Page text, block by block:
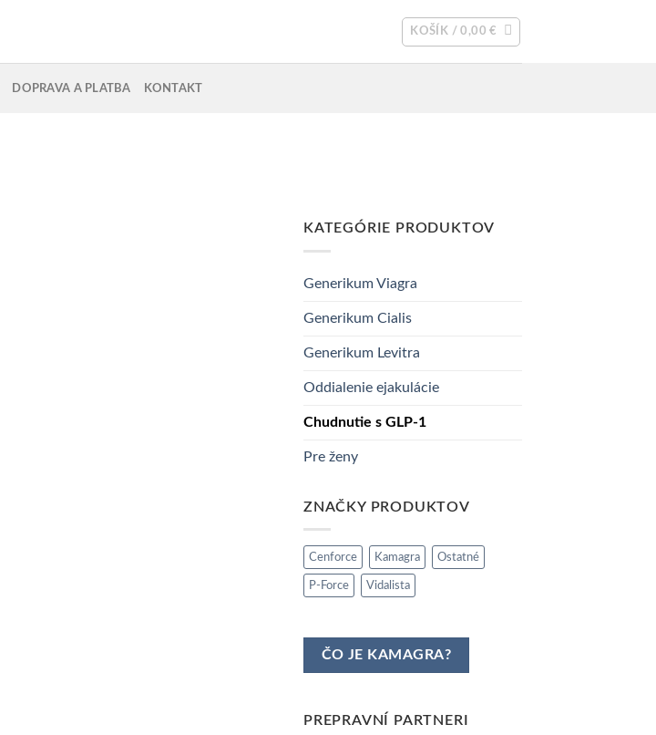
KOŠÍK /0,00€
DOPRAVA A PLATBA KONTAKT
KATEGÓRIE PRODUKTOV
Generikum Viagra
Generikum Cialis
Generikum Levitra
Oddialenie ejakulácie
Chudnutie s GLP-1
Pre ženy
ZNAČKY PRODUKTOV
Cenforce Kamagra Ostatné
P-Force Vidalista
ČO JE KAMAGRA?
PREPRAVNÍ PARTNERI